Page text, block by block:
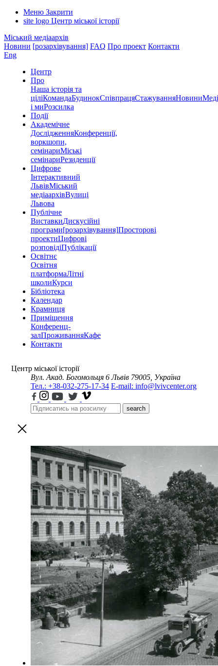
Меню Закрити
site logo Центр міської історії
Міський медіаархів
Новини [розархівування] FAQ Про проект Контакти
Eng
Центр
Про
Наша історія та
ціліКомандаБудинокСпівпрацяСтажуванняНовини
і миРозсилка
Події
Академічне
ДослідженняКонференції,
воркшопи,
семінариМіські
семінариРезиденції
Цифрове
Інтерактивний
ЛьвівМіський
медіаархівВулиці
Львова
Публічне
ВиставкиДискусійні
програми[розархівування]Просторові
проектиЦифрові
розповідіПублікації
Освітнє
Освітня
платформаЛітні
школиКурси
Бібліотека
Календар
Крамниця
Приміщення
Конференц-
залПроживанняКафе
Контакти
Центр міської історії
Вул. Акад. Богомольця 6 Львів 79005, Україна
Тел.: +38-032-275-17-34 E-mail: info@lvivcenter.org
search